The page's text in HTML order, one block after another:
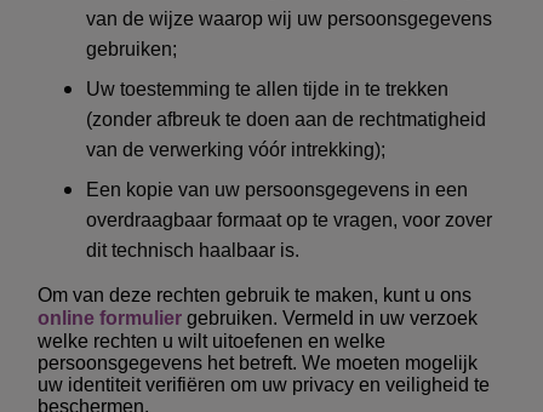
van de wijze waarop wij uw persoonsgegevens
gebruiken;
Uw toestemming te allen tijde in te trekken
(zonder afbreuk te doen aan de rechtmatigheid
van de verwerking vóór intrekking);
Een kopie van uw persoonsgegevens in een
overdraagbaar formaat op te vragen, voor zover
dit technisch haalbaar is.
Om van deze rechten gebruik te maken, kunt u ons
online formulier gebruiken. Vermeld in uw verzoek
welke rechten u wilt uitoefenen en welke
persoonsgegevens het betreft. We moeten mogelijk
uw identiteit verifiëren om uw privacy en veiligheid te
beschermen.